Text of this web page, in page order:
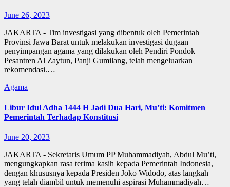
June 26, 2023
JAKARTA - Tim investigasi yang dibentuk oleh Pemerintah
Provinsi Jawa Barat untuk melakukan investigasi dugaan
penyimpangan agama yang dilakukan oleh Pendiri Pondok
Pesantren Al Zaytun, Panji Gumilang, telah mengeluarkan
rekomendasi.…
Agama
Libur Idul Adha 1444 H Jadi Dua Hari, Mu’ti: Komitmen
Pemerintah Terhadap Konstitusi
June 20, 2023
JAKARTA - Sekretaris Umum PP Muhammadiyah, Abdul Mu’ti,
mengungkapkan rasa terima kasih kepada Pemerintah Indonesia,
dengan khususnya kepada Presiden Joko Widodo, atas langkah
yang telah diambil untuk memenuhi aspirasi Muhammadiyah…